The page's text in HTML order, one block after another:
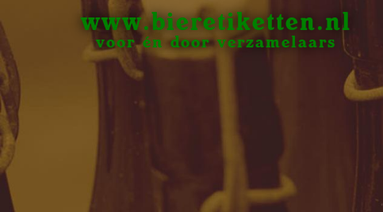
www.bieretiketten.nl
voor én door verzamelaars